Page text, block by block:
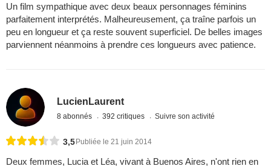
Un film sympathique avec deux beaux personnages féminins
parfaitement interprétés. Malheureusement, ça traîne parfois un
peu en longueur et ça reste souvent superficiel. De belles images
parviennent néanmoins à prendre ces longueurs avec patience.
LucienLaurent
8 abonnés 392 critiques Suivre son activité
3,5 Publiée le 21 juin 2014
Deux femmes, Lucia et Léa, vivant à Buenos Aires, n'ont rien en